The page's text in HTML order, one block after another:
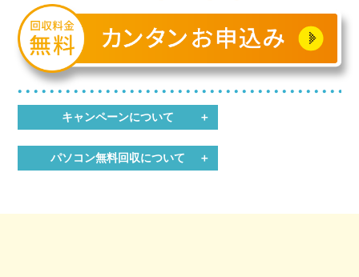
キャンペーンについて
パソコン無料回収について